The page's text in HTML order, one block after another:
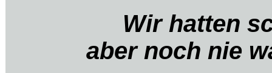
Wir hatten
aber noch nie